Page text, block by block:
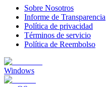
Sobre Nosotros
Informe de Transparencia
Política de privacidad
Términos de servicio
Política de Reembolso
Windows